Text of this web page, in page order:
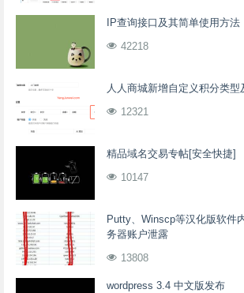
IP查询接口及其简单使用方法
42218
人人商城新增自定义积分类
12321
精品域名交易专帖[安全快捷]
10147
Putty、Winscp等汉化版软件
务器账户泄露
13808
wordpress 3.4 中文版发布